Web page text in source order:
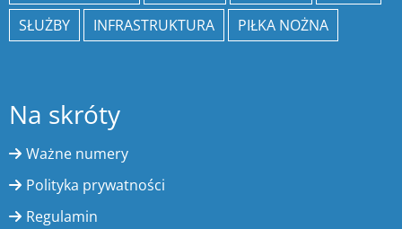
SŁUŻBY
INFRASTRUKTURA PIŁKA NOŻNA
Na skróty
Ważne numery
Polityka prywatności
Regulamin